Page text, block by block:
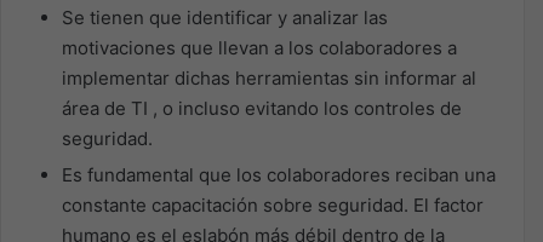
Se tienen que identificar y analizar las
motivaciones que llevan a los colaboradores a
implementar dichas herramientas sin informar al
área de TI , o incluso evitando los controles de
seguridad.
Es fundamental que los colaboradores reciban una
constante capacitación sobre seguridad. El factor
humano es el eslabón más débil dentro de la